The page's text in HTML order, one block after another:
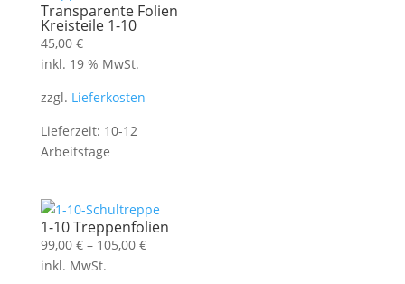
Transparente Folien
Kreisteile 1-10
45,00 €
inkl. 19 % MwSt.
zzgl. Lieferkosten
Lieferzeit: 10-12
Arbeitstage
1-10 Treppenfolien
99,00 €– 105,00 €
inkl. MwSt.